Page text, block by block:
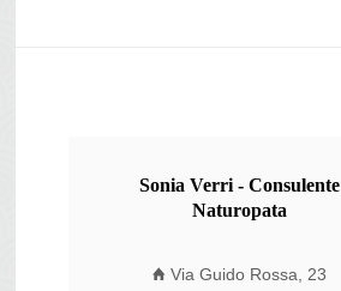
SoniaVerri - Consulente
Naturopata
Via Guido Rossa, 23